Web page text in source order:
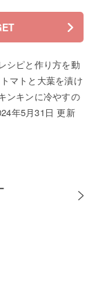
シピと作り方を動
マトと大葉を漬け
ンキンに冷やすの
年5月31日 更新